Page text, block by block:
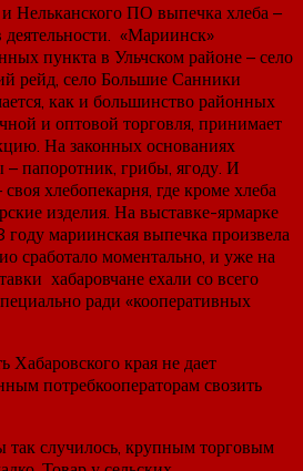
ПО выпечка хлеба –
«Мариинск»
пункта в Ульчском районе – село
рейд, село Большие Санники
как и большинство районных
и оптовой торговля, принимает
На законных основаниях
– папоротник, грибы, ягоду. И
хлебопекарня, где кроме хлеба
изделия. На выставке-ярмарке
мариинская выпечка произвела
сработало моментально, и уже на
хабаровчане ехали со всего
ради «кооперативных
Хабаровского края не дает
потребкооператорам свозить
так случилось, крупным торговым